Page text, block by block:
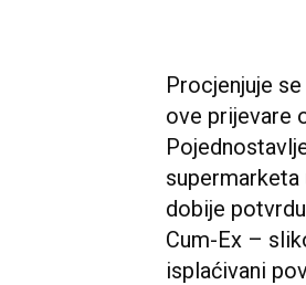
Procjenjuje
ove prijevare
dobije
Cum-Ex –
isplaćivani